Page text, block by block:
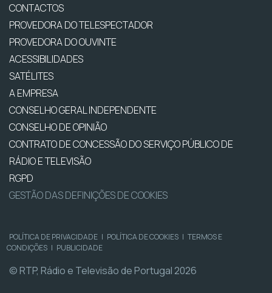
CONTACTOS
PROVEDORA DO TELESPECTADOR
PROVEDORA DO OUVINTE
ACESSIBILIDADES
SATÉLITES
A EMPRESA
CONSELHO GERAL INDEPENDENTE
CONSELHO DE OPINIÃO
CONTRATO DE CONCESSÃO DO SERVIÇO PÚBLICO DE
RÁDIO E TELEVISÃO
RGPD
GESTÃO DAS DEFINIÇÕES DE COOKIES
POLÍTICA DE PRIVACIDADE | POLÍTICA DE COOKIES | TERMOS E
CONDIÇÕES | PUBLICIDADE
© RTP, Rádio e Televisão de Portugal 2026